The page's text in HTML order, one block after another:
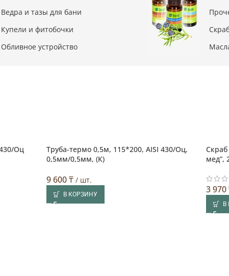
Ведра и тазы для бани
Купели и фитобочки
Обливное устройство
Оц
Труба-термо 0,5м, 115*200, AISI 430/Оц,
0,5мм/0,5мм, (К)
9 600₸ / шт.
В КОРЗИНУ
мед”,
3 970
В